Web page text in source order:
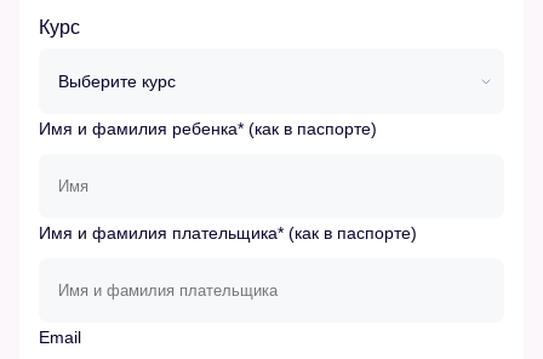
Курс
Имя и фамилия ребенка* (как в паспорте)
Имя и фамилия плательщика* (как в паспорте)
Email